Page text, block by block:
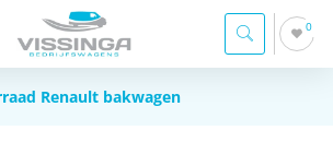
0
Renault bakwagen